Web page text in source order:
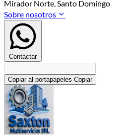
Mirador Norte, Santo Domingo
Sobre nosotros
Contactar
Copiar al portapapeles Copiar